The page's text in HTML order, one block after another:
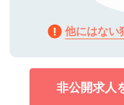
他にはない
非公開求人